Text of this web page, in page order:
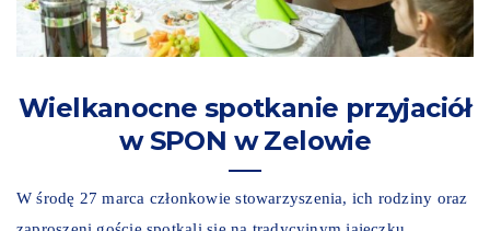
Wielkanocne spotkanie przyjaciół
w SPON w Zelowie
W środę 27 marca członkowie stowarzyszenia, ich rodziny oraz